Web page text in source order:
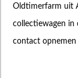
Oldtimerfarm uit
collectiewagen in
contact opnemen